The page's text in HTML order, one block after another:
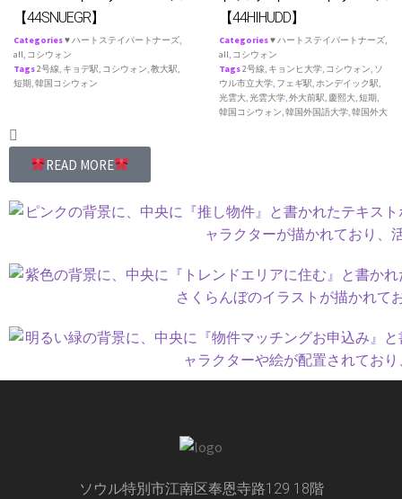
【44SNUEGR】
Categories♥ ハートステイパートナーズ,
all, コシウォン
Tags2号線, キョデ駅, コシウォン,教大駅,
短期,韓国コシウォン
【44HIHUDD】
Categories♥ ハートステイパートナーズ,
all, コシウォン
Tags2号線, キョンヒ大学, コシウォン, ソ
ウル市立大学, フェギ駅,ホンデイック駅,
光雲大,光雲大学,外大前駅, 慶熙大,短期,
韓国コシウォン,韓国外国語大学,韓国外大
READ MORE
ソウル特別市江南区奉恩寺路129 18階